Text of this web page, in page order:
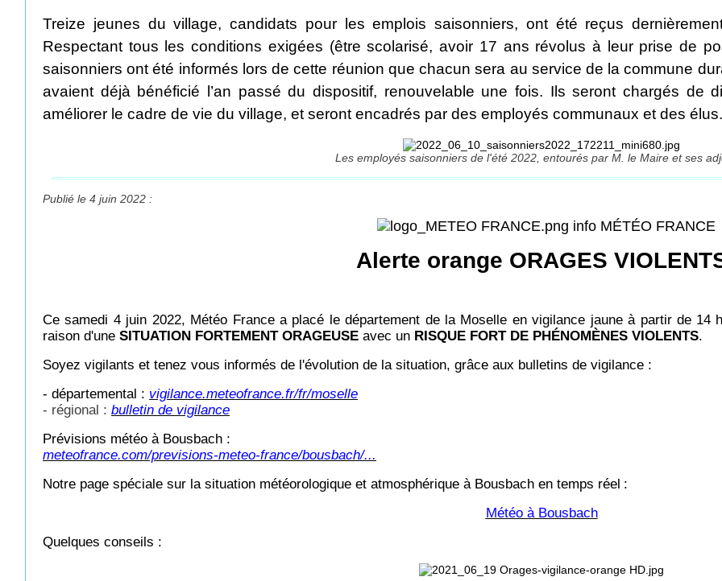
Treize jeunes du village, candidats pour les emplois saisonniers, ont été reçus
Respectant tous les conditions exigées (être scolarisé, avoir 17 ans révolus à leur prise de
saisonniers ont été informés lors de cette réunion que chacun sera au service de la commune
avaient déjà bénéficié l’an passé du dispositif, renouvelable une fois. Ils seront chargés de
améliorer le cadre de vie du village, et seront encadrés par des employés communaux et des élus.
Les employés saisonniers de l'été 2022, entourés par M. le Maire et ses
Publié le 4 juin 2022 :
info MÉTÉO FRANCE
Alerte orange ORAGES
Ce samedi 4 juin 2022, Météo France a placé le département de la Moselle en vigilance jaune à partir de 14
raison d'une SITUATION FORTEMENT ORAGEUSE avec un RISQUE FORT DE PHÉNOMÈNES VIOLENTS.
Soyez vigilants et tenez vous informés de l'évolution de la situation, grâce aux bulletins de vigilance :
- départemental : vigilance.meteofrance.fr/fr/moselle
- régional : bulletin de vigilance
Prévisions météo à Bousbach :
meteofrance.com/previsions-meteo-france/bousbach/...
Notre page spéciale sur la situation météorologique et atmosphérique à Bousbach en temps réel :
Météo à Bousbach
Quelques conseils :